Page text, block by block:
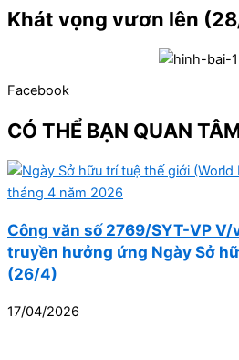
Khát vọng vươn lên
Facebook
CÓ THỂ BẠN QUAN
Công văn số 2769/SYT-VP
truyền hưởng ứng Ngày Sở
(26/4)
17/04/2026